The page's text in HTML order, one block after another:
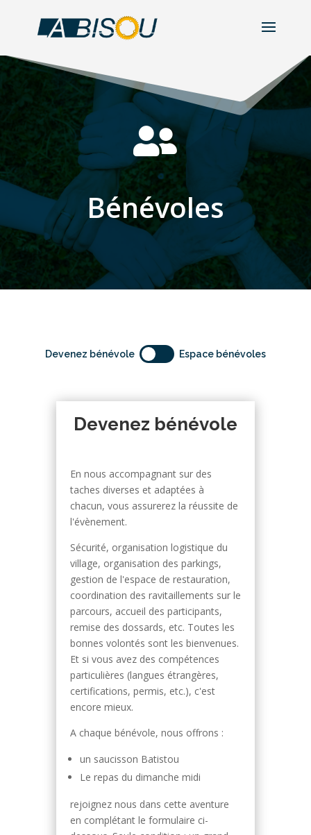

Bénévoles
Devenez bénévole Espace bénévoles
Devenez bénévole
En nous accompagnant sur des
taches diverses et adaptées à
chacun, vous assurerez la réussite de
l'évènement.
Sécurité, organisation logistique du
village, organisation des parkings,
gestion de l'espace de restauration,
coordination des ravitaillements sur le
parcours, accueil des participants,
remise des dossards, etc. Toutes les
bonnes volontés sont les bienvenues.
Et si vous avez des compétences
particulières (langues étrangères,
certifications, permis, etc.), c'est
encore mieux.
A chaque bénévole, nous offrons :
un saucisson Batistou
Le repas du dimanche midi
rejoignez nous dans cette aventure
en complétant le formulaire ci-